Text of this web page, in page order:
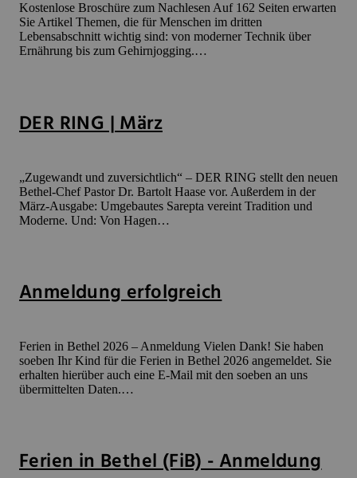
Kostenlose Broschüre zum Nachlesen Auf 162 Seiten erwarten
Sie Artikel Themen, die für Menschen im dritten
Lebensabschnitt wichtig sind: von moderner Technik über
Ernährung bis zum Gehirnjogging.…
DER RING | März
„Zugewandt und zuversichtlich“ – DER RING stellt den neuen
Bethel-Chef Pastor Dr. Bartolt Haase vor. Außerdem in der
März-Ausgabe: Umgebautes Sarepta vereint Tradition und
Moderne. Und: Von Hagen…
Anmeldung erfolgreich
Ferien in Bethel 2026 – Anmeldung Vielen Dank! Sie haben
soeben Ihr Kind für die Ferien in Bethel 2026 angemeldet. Sie
erhalten hierüber auch eine E-Mail mit den soeben an uns
übermittelten Daten.…
Ferien in Bethel (FiB) - Anmeldung